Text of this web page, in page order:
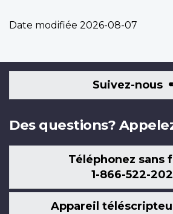
Date modifiée 2026-08-07
Suivez-nous
Des questions?
Téléphonez sans
1-866-522-
Appareil